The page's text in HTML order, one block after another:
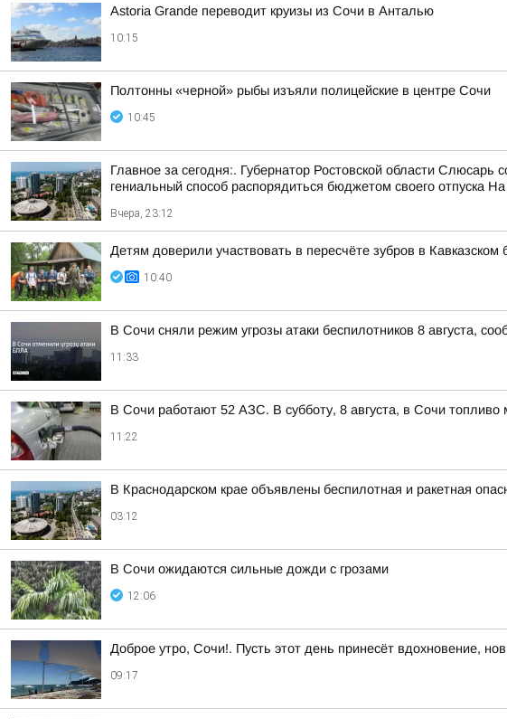
Astoria Grande переводит круизы из Сочи в Анталью
10:15
Полтонны «черной» рыбы изъяли полицейские в центре Сочи
10:45
Главное за сегодня:. Губернатор Ростовской области
гениальный способ распорядиться бюджетом своего отпуска
Вчера, 23:12
Детям доверили участвовать в пересчёте зубров в
10:40
В Сочи сняли режим угрозы атаки беспилотников 8 августа,
11:33
В Сочи работают 52 АЗС. В субботу, 8 августа, в Сочи
11:22
В Краснодарском крае объявлены беспилотная и ракетная
03:12
В Сочи ожидаются сильные дожди с грозами
12:06
Доброе утро, Сочи!. Пусть этот день принесёт вдохновение,
09:17